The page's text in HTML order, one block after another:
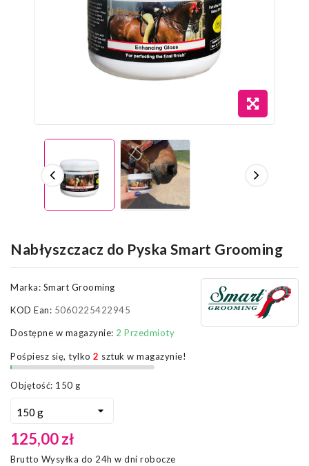
Nabłyszczacz do Pyska Smart Grooming
Marka: Smart Grooming
KOD Ean: 5060225422945
Dostępne w magazynie: 2 Przedmioty
Pośpiesz się, tylko 2 sztuk w magazynie!
Objętość: 150 g
125,00 zł
Brutto Wysyłka do 24h w dni robocze